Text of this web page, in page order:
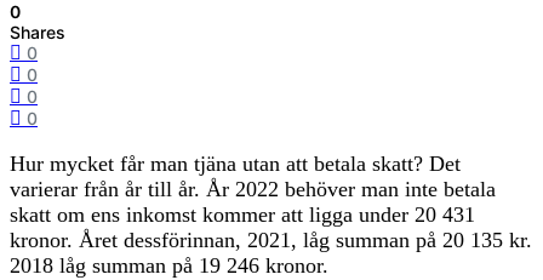
0
Shares
0
0
0
0
Hur mycket får man tjäna utan att betala skatt? Det
varierar från år till år. År 2022 behöver man inte betala
skatt om ens inkomst kommer att ligga under 20 431
kronor. Året dessförinnan, 2021, låg summan på 20 135 kr.
2018 låg summan på 19 246 kronor.